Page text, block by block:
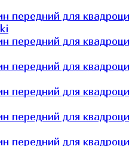
передний для
передний для
передний для
передний для
передний для
передний для